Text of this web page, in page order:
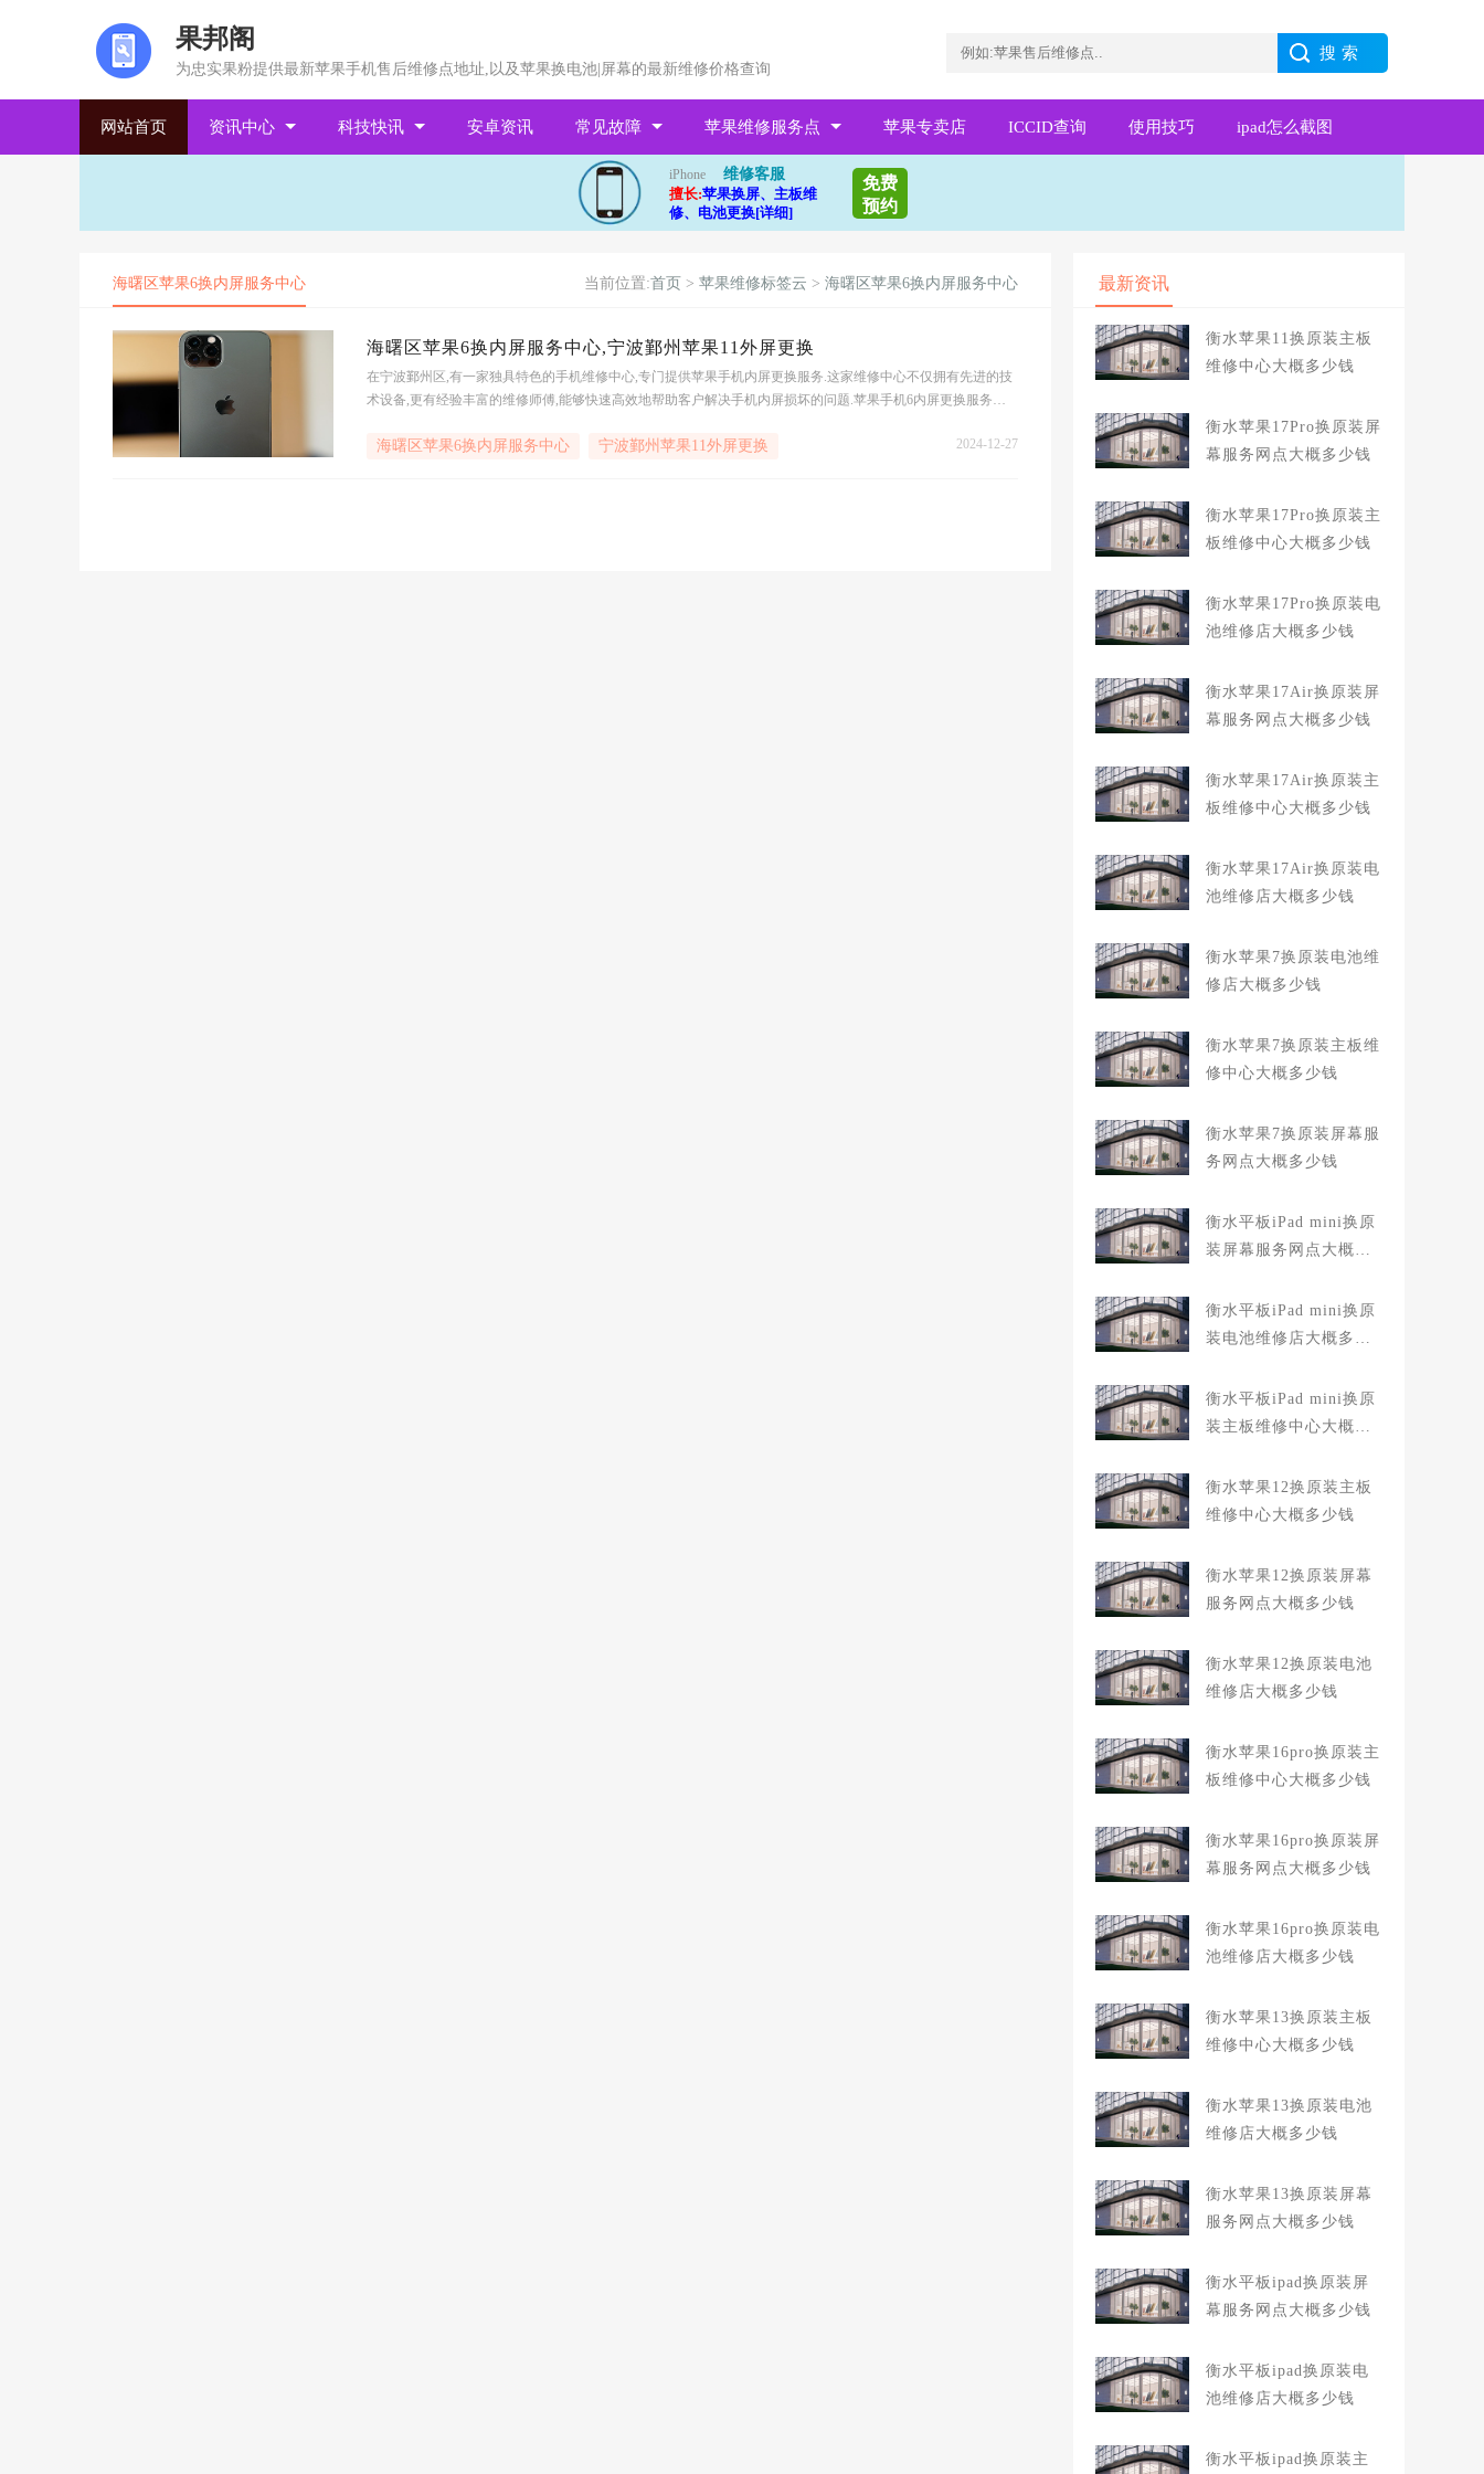
果邦阁
为忠实果粉提供最新苹果手机售后维修点地址,以及苹果换电池|屏幕的最新维修价格查询
网站首页 资讯中心 科技快讯 安卓资讯 常见故障 苹果维修服务点 苹果专卖店 ICCID查询 使用技巧 ipad怎么截图
iPhone
维修客服
擅长:苹果换屏、主板维
修、电池更换[详细]
免费
预约
海曙区苹果6换内屏服务中心 当前位置:首页 > 苹果维修标签云 > 海曙区苹果6换内屏服务中心
海曙区苹果6换内屏服务中心,宁波鄞州苹果11外屏更换
在宁波鄞州区,有一家独具特色的手机维修中心,专门提供苹果手机内屏更换服务.这家维修中心不仅拥有先进的技
术设备,更有经验丰富的维修师傅,能够快速高效地帮助客户解决手机内屏损坏的问题.苹果手机6内屏更换服务中
海曙区苹果6换内屏服务中心 宁波鄞州苹果11外屏更换 2024-12-27
最新资讯
衡水苹果11换原装主板
维修中心大概多少钱
衡水苹果17Pro换原装屏
幕服务网点大概多少钱
衡水苹果17Pro换原装主
板维修中心大概多少钱
衡水苹果17Pro换原装电
池维修店大概多少钱
衡水苹果17Air换原装屏
幕服务网点大概多少钱
衡水苹果17Air换原装主
板维修中心大概多少钱
衡水苹果17Air换原装电
池维修店大概多少钱
衡水苹果7换原装电池维
修店大概多少钱
衡水苹果7换原装主板维
修中心大概多少钱
衡水苹果7换原装屏幕服
务网点大概多少钱
衡水平板iPad mini换原
装屏幕服务网点大概多
衡水平板iPad mini换原
装电池维修店大概多少
衡水平板iPad mini换原
装主板维修中心大概多
衡水苹果12换原装主板
维修中心大概多少钱
衡水苹果12换原装屏幕
服务网点大概多少钱
衡水苹果12换原装电池
维修店大概多少钱
衡水苹果16pro换原装主
板维修中心大概多少钱
衡水苹果16pro换原装屏
幕服务网点大概多少钱
衡水苹果16pro换原装电
池维修店大概多少钱
衡水苹果13换原装主板
维修中心大概多少钱
衡水苹果13换原装电池
维修店大概多少钱
衡水苹果13换原装屏幕
服务网点大概多少钱
衡水平板ipad换原装屏
幕服务网点大概多少钱
衡水平板ipad换原装电
池维修店大概多少钱
衡水平板ipad换原装主